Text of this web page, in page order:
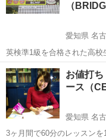
合わせくださいませ。
（
愛知県 名
英検準1級を合格された高校
ルをBRIDGEで目指してみませんか？ 高校生のた
座、新規開講決定！ ※大人の方のための講座は、別途お気軽にお問い
合わせくださいませ。
愛知 名古屋市 英検
お値打
ース（
愛知県 名
3ヶ月間で60分のレッスン